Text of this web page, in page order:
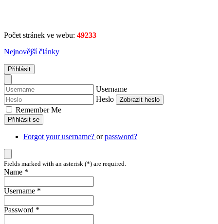
Počet stránek ve webu: 49233
Nejnovější články
Přihlásit
Username
Heslo
Zobrazit heslo
Remember Me
Přihlásit se
Forgot your username? orpassword?
Fields marked with an asterisk (*) are required.
Name *
Username *
Password *